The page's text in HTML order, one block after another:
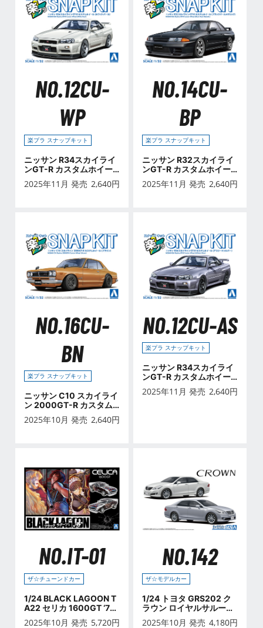
NO.12CU-
WP
楽プラ スナップキット
ニッサン R34スカイライ
ンGT-R カスタムホイー
ル(ホワイトパール)
2025年11月 発売 2,640円
NO.14CU-
BP
楽プラ スナップキット
ニッサン R32スカイライ
ンGT-R カスタムホイー
ル(ブラックパールメタリ
ック)
2025年11月 発売 2,640円
NO.16CU-
BN
楽プラ スナップキット
ニッサン C10 スカイライ
ン 2000GT-R カスタム
ホイール(ブラウン)
2025年10月 発売 2,640円
NO.12CU-AS
楽プラ スナップキット
ニッサン R34スカイライ
ンGT-R カスタムホイー
ル(アスリートシルバー)
2025年11月 発売 2,640円
NO.IT-01
ザ☆チューンドカー
1/24 BLACK LAGOON T
A22 セリカ 1600GT ‘72
(トヨタ)
2025年10月 発売 5,720円
NO.142
ザ☆モデルカー
1/24 トヨタ GRS202 ク
ラウン ロイヤルサルーン
'08/'10
2025年10月 発売 4,180円